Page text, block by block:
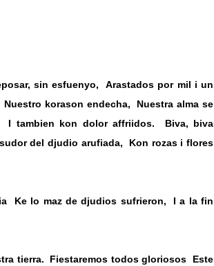
sin esfuenyo,
Arastados por mil i un
Nuestro korason endecha,
Nuestra alma se
I tambien kon dolor affriidos.
Biva, biva
del djudio arufiada,
Kon rozas i flores
Ke lo maz de djudios sufrieron,
I a la fin
tierra. Fiestaremos todos gloriosos
Este